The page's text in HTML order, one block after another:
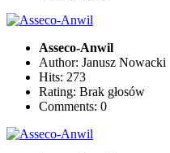
Asseco-Anwil
Author: Janusz Nowacki
Hits: 273
Rating: Brak głosów
Comments: 0